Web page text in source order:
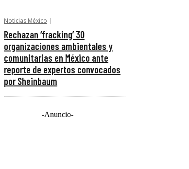
Noticias México
Rechazan ‘fracking’ 30
organizaciones ambientales y
comunitarias en México ante
reporte de expertos convocados
por Sheinbaum
-Anuncio-